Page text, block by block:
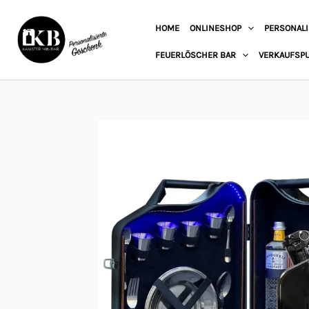
Inhalt
springen
HOME ONLINESHOP
FEUERLÖSCHER BAR